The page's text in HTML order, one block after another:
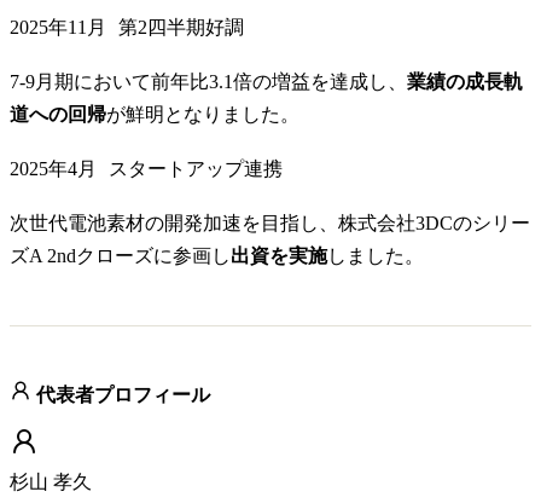
2025年11月 第2四半期好調
7-9月期において前年比3.1倍の増益を達成し、 業績の成長軌
道への回帰が鮮明となりました。
2025年4月 スタートアップ連携
次世代電池素材の開発加速を目指し、株式会社3DCのシリー
ズA 2ndクローズに参画し出資を実施しました。
代表者プロフィール
杉山 孝久